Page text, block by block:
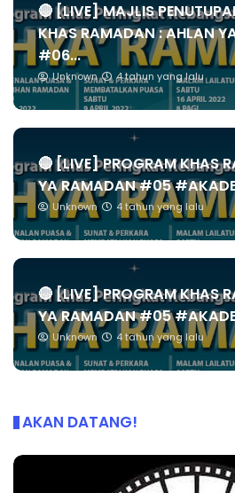
🔴 [LIVE] MAJLIS
KHAS RAMADAN : AHLAN
#06...
Unknown 4 tahun yang lalu
🔴 [LIVE] PROGRAM KHAS
YA RAMADAN #05
Unknown 4 tahun yang lalu
🔴 [LIVE] PROGRAM KHAS
YA RAMADAN #05
Unknown 4 tahun yang lalu
AKAN DATANG!